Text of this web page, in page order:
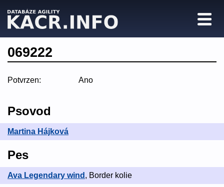
069222
Potvrzen: Ano
Psovod
Martina Hájková
Pes
Ava Legendary wind , Border kolie